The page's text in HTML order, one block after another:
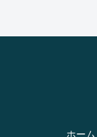
ホーム